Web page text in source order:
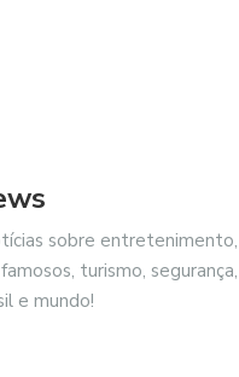
sobre
turismo,
e mundo!